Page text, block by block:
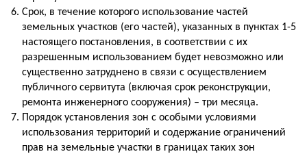
Срок, в течение которого использование частей
земельных участков (его частей), указанных в пунктах 1-5
настоящего постановления, в соответствии с их
разрешенным использованием будет невозможно или
существенно затруднено в связи с осуществлением
публичного сервитута (включая срок реконструкции,
ремонта инженерного сооружения) – три месяца.
Порядок установления зон с особыми условиями
использования территорий и содержание ограничений
прав на земельные участки в границах таких зон